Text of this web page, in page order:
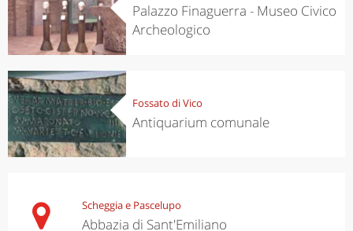
Palazzo Finaguerra - Museo Civico
Archeologico
Fossato di Vico
Antiquarium comunale
Scheggia e Pascelupo
Abbazia di Sant'Emiliano